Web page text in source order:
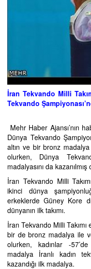
İran Tekvando Milli
Tekvando
Mehr Haber Ajansı’nın
Dünya Tekvando
altın ve bir bronz
olurken, Dünya
madalyasını da kazanılmış
İran Tekvando Milli
ikinci dünya
erkeklerde Güney Kore
dünyanın ilk takımı.
İran Tekvando Milli
bir de bronz madalya ile
olurken, kadınlar -
madalya İranlı kadın
kazandığı ilk madalya.